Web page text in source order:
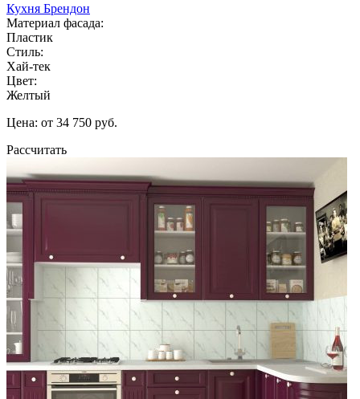
Кухня Брендон
Материал фасада:
Пластик
Стиль:
Хай-тек
Цвет:
Желтый
Цена: от 34 750 руб.
Рассчитать